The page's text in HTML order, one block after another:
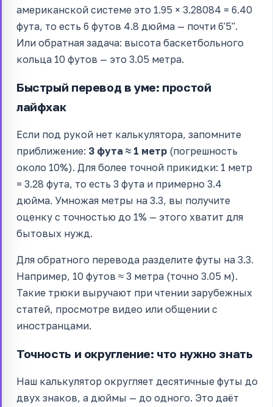
американской системе это 1.95 × 3.28084 = 6.40
фута, то есть 6 футов 4.8 дюйма — почти 6'5".
Или обратная задача: высота баскетбольного
кольца 10 футов — это 3.05 метра.
Быстрый перевод в уме: простой
лайфхак
Если под рукой нет калькулятора, запомните
приближение: 3 фута ≈ 1 метр (погрешность
около 10%). Для более точной прикидки: 1 метр
= 3.28 фута, то есть 3 фута и примерно 3.4
дюйма. Умножая метры на 3.3, вы получите
оценку с точностью до 1% — этого хватит для
бытовых нужд.
Для обратного перевода разделите футы на 3.3.
Например, 10 футов ≈ 3 метра (точно 3.05 м).
Такие трюки выручают при чтении зарубежных
статей, просмотре видео или общении с
иностранцами.
Точность и округление: что нужно знать
Наш калькулятор округляет десятичные футы до
двух знаков, а дюймы — до одного. Это даёт